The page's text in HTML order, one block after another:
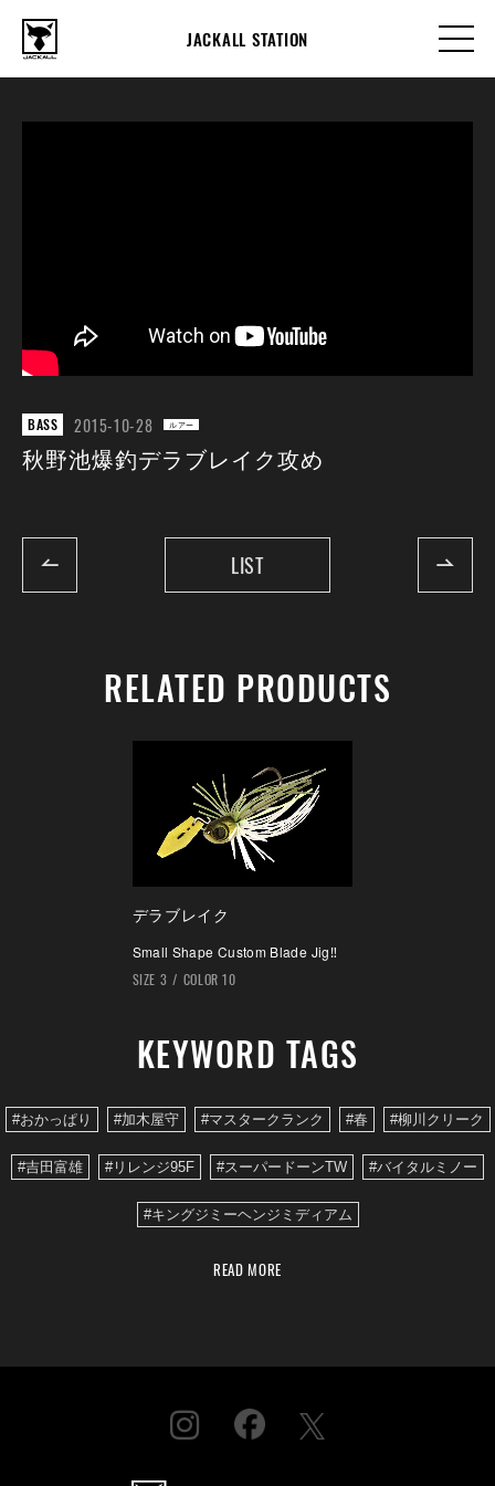
JACKALL STATION
BASS 2015-10-28 ルアー
秋野池爆釣デラブレイク攻め
LIST
RELATED PRODUCTS
デラブレイク
Small Shape Custom Blade Jig‼
SIZE 3 COLOR 10
KEYWORD TAGS
#おかっぱり #加木屋守 #マスタークランク #春 #柳川クリーク
#吉田富雄 #リレンジ95F #スーパードーンTW #バイタルミノー
#キングジミーヘンジミディアム
READ MORE